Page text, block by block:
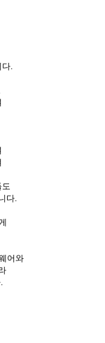
다.
도
다.
어와